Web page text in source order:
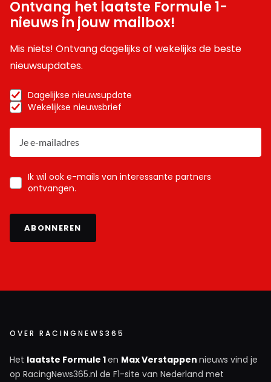
Ontvang het laatste Formule 1-
nieuws in jouw mailbox!
Mis niets! Ontvang dagelijks of wekelijks de beste
nieuwsupdates.
Dagelijkse nieuwsupdate
Wekelijkse nieuwsbrief
Ik wil ook e-mails van interessante partners
ontvangen.
ABONNEREN
OVER RACINGNEWS365
Het laatste Formule 1en Max Verstappen nieuws vind je
op RacingNews365.nl de F1-site van Nederland met